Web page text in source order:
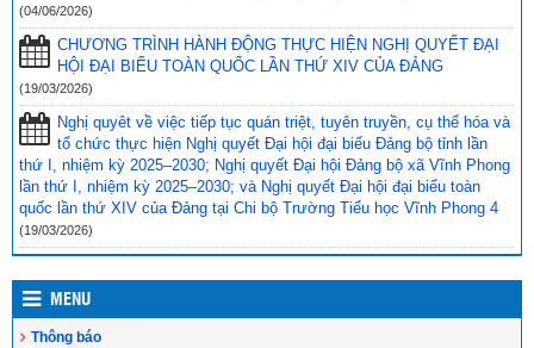
Trao 20 suất quà cho học sinh có hoàn cảnh khó khăn trước thềm
năm học mới(25/08/2023)
Toà án nhân dân tỉnh Kiên Giang tặng Quỹ khuyến học huyện Vĩnh
Thuận trước thềm năm học 2023-2024 (15/08/2023)
Đẩy nhanh tiến độ thi công “Công trình xây nhà khuyến học năm
2023” tặng học sinh nghèo vượt khó học giỏi hiện chưa có nhà
ở(10/08/2023)
(04/06/2026)
CHƯƠNG TRÌNH HÀNH ĐỘNG THỰC HIỆN NGHỊ QUYẾT ĐẠI
HỘI ĐẠI BIỂU TOÀN QUỐC LẦN THỨ XIV CỦA ĐẢNG
(19/03/2026)
Nghị quyêt về việc tiếp tục quán triệt, tuyên truyền, cụ thể hóa và
tổ chức thực hiện Nghị quyết Đại hội đại biểu Đảng bộ tỉnh lần
thứ I, nhiệm kỳ 2025–2030; Nghị quyết Đại hội Đảng bộ xã Vĩnh Phong
lần thứ I, nhiệm kỳ 2025–2030; và Nghị quyết Đại hội đại biểu toàn
quốc lần thứ XIV của Đảng tại Chi bộ Trường Tiểu học Vĩnh Phong 4
(19/03/2026)
MENU
Thông báo